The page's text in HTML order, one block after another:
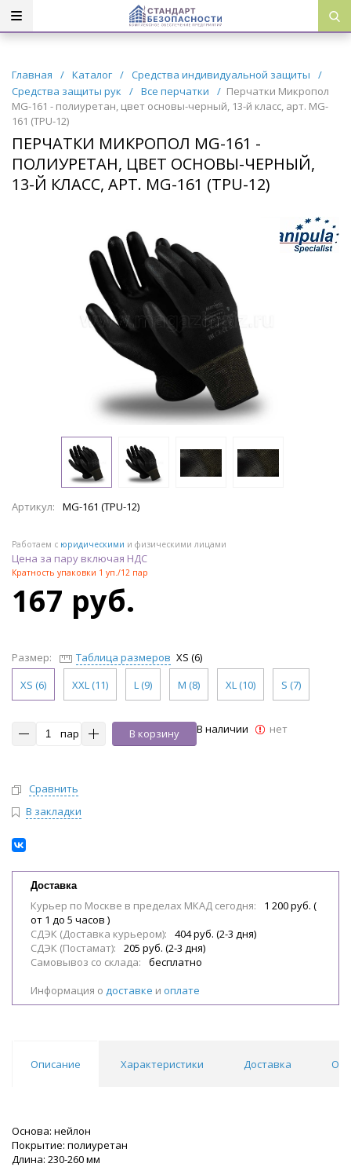
Главная / Каталог / Средства индивидуальной защиты
/
Средства защиты рук
/ Все перчатки / Перчатки Микропол
MG-161 - полиуретан, цвет основы-черный, 13-й класс, арт. MG-
161 (ТРU-12)
ПЕРЧАТКИ МИКРОПОЛ MG-161 -
ПОЛИУРЕТАН, ЦВЕТ ОСНОВЫ-ЧЕРНЫЙ,
13-Й КЛАСС, АРТ. MG-161 (ТРU-12)
Артикул: MG-161 (ТРU-12)
Работаем с юридическими и физическими лицами
Цена за пару включая НДС
Кратность упаковки 1 уп./12 пар
167 руб.
Размер: Таблица размеров XS (6)
XS (6)
XXL (11) L (9) M (8) XL (10) S (7)
пар В корзину В наличии нет
Сравнить
В закладки
Доставка
Курьер по Москве в пределах МКАД сегодня:
1 200 руб. (
от 1 до 5 часов )
СДЭК (Доставка курьером):
404 руб. (2-3 дня)
СДЭК (Постамат):
205 руб. (2-3 дня)
Самовывоз со склада:
бесплатно
Информация о доставке и оплате
Описание Характеристики Доставка
Основа: нейлон
Покрытие: полиуретан
Длина: 230-260 мм